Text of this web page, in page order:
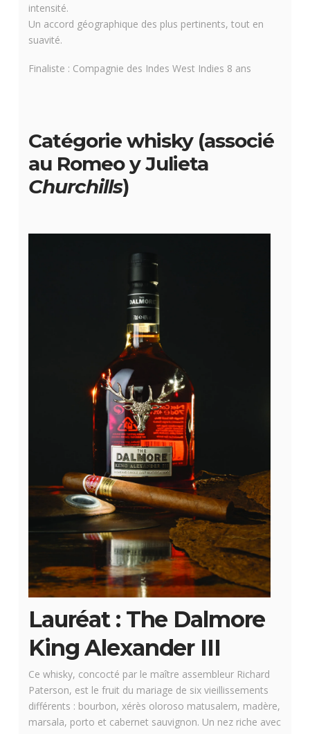
intensité.
Un accord géographique des plus pertinents, tout en
suavité.
Finaliste : Compagnie des Indes West Indies 8 ans
Catégorie whisky (associé
au Romeo y Julieta
Churchills)
Lauréat : The Dalmore
King Alexander III
Ce whisky, concocté par le maître assembleur Richard
Paterson, est le fruit du mariage de six vieillissements
différents : bourbon, xérès oloroso matusalem, madère,
marsala, porto et cabernet sauvignon. Un nez riche avec